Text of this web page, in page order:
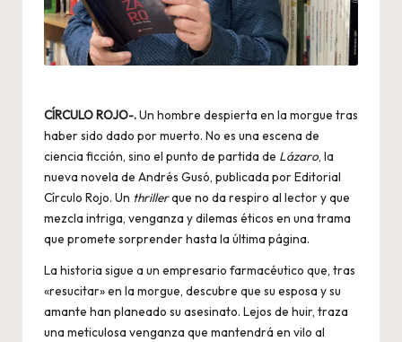
CÍRCULO ROJO-.Un hombre despierta en la morgue tras
haber sido dado por muerto. No es una escena de
ciencia ficción, sino el punto de partida de Lázaro, la
nueva novela de Andrés Gusó, publicada por Editorial
Círculo Rojo. Un thrillerque no da respiro al lector y que
mezcla intriga, venganza y dilemas éticos en una trama
que promete sorprender hasta la última página.
La historia sigue a un empresario farmacéutico que, tras
«resucitar» en la morgue, descubre que su esposa y su
amante han planeado su asesinato. Lejos de huir, traza
una meticulosa venganza que mantendrá en vilo al